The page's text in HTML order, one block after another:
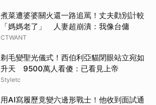
煮菜遭婆婆關火還一路追罵！丈夫勸別計較
「媽媽老了」 人妻超崩潰：我像台傭
CTWANT
剃毛變聖光儀式！西伯利亞貓閉眼站立宛如
升天 9500萬人看傻：已看見上帝
Styletc
用AI寫履歷竟變六邊形戰士！他收到面試通